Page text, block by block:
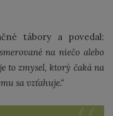
tábory a povedal:
na niečo alebo
to zmysel, ktorý čaká na
sa vzťahuje.“